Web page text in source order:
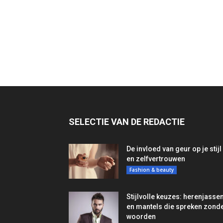
SELECTIE VAN DE REDACTIE
De invloed van geur op je stijl
en zelfvertrouwen
Fashion & beauty
Stijlvolle keuzes:
en mantels die spreken
woorden